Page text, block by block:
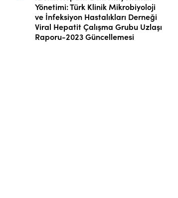
Yönetimi: Türk Klinik Mikrobiyoloji
ve İnfeksiyon Hastalıkları Derneği
Viral Hepatit Çalışma Grubu Uzlaşı
Raporu-2023 Güncellemesi